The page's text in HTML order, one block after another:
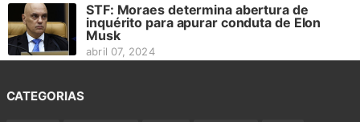
STF: Moraes determina abertura de
inquérito para apurar conduta de Elon
Musk
abril 07, 2024
CATEGORIAS